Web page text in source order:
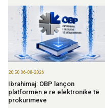
20:50 06-08-2026
Ibrahimaj: OBP lançon
platformën e re elektronike të
prokurimeve